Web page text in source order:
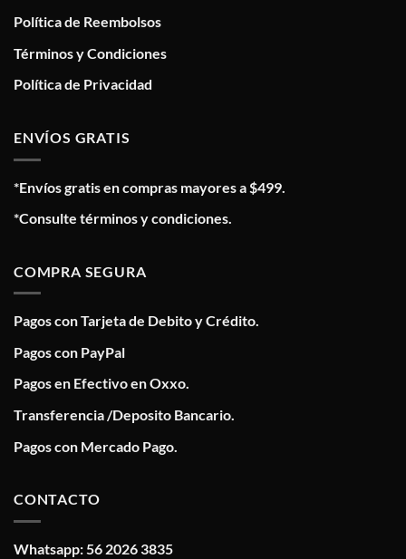
Política de Reembolsos
Términos y Condiciones
Política de Privacidad
ENVÍOS GRATIS
*Envíos gratis en compras mayores a $499.
*Consulte términos y condiciones.
COMPRA SEGURA
Pagos con Tarjeta de Debito y Crédito.
Pagos con PayPal
Pagos en Efectivo en Oxxo.
Transferencia /Deposito Bancario.
Pagos con Mercado Pago.
CONTACTO
Whatsapp: 56 2026 3835